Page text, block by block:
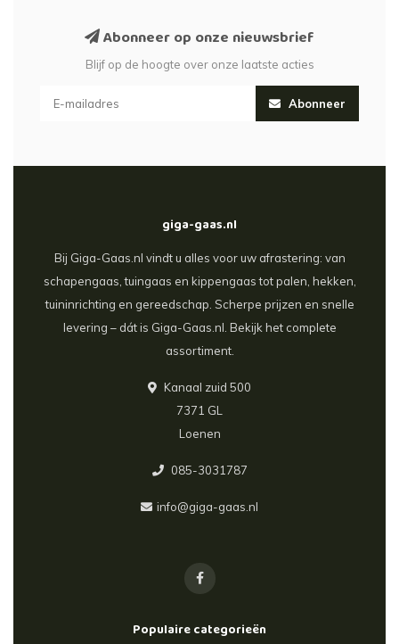
Abonneer op onze nieuwsbrief
Blijf op de hoogte over onze laatste acties
Abonneer
giga-gaas.nl
Bij Giga-Gaas.nl vindt u alles voor uw afrastering: van
schapengaas, tuingaas en kippengaas tot palen, hekken,
tuininrichting en gereedschap. Scherpe prijzen en snelle
levering – dát is Giga-Gaas.nl. Bekijk het complete
assortiment.
Kanaal zuid 500
7371 GL
Loenen
085-3031787
info@giga-gaas.nl
Populaire categorieën